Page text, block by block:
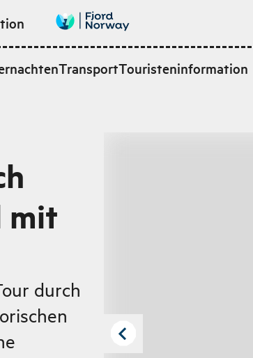
TransportTouristeninformation
mit
durch